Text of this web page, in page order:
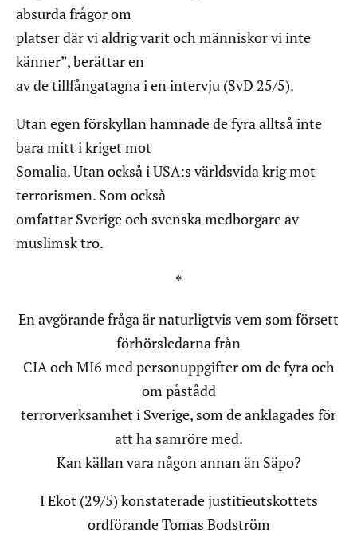
absurda frågor om
platser där vi aldrig varit och människor vi inte
känner”, berättar en
av de tillfångatagna i en intervju (SvD 25/5).
Utan egen förskyllan hamnade de fyra alltså inte
bara mitt i kriget mot
Somalia. Utan också i USA:s världsvida krig mot
terrorismen. Som också
omfattar Sverige och svenska medborgare av
muslimsk tro.
*
En avgörande fråga är naturligtvis vem som försett
förhörsledarna från
CIA och MI6 med personuppgifter om de fyra och
om påstådd
terrorverksamhet i Sverige, som de anklagades för
att ha samröre med.
Kan källan vara någon annan än Säpo?
I Ekot (29/5) konstaterade justitieutskottets
ordförande Tomas Bodström